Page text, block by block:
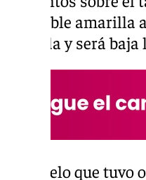
por doble
entrada y será
Un duelo que tuvo